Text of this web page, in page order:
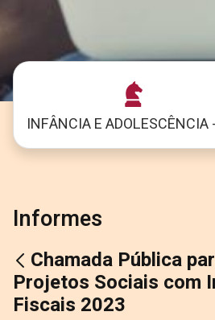
INFÂNCIA E ADOLESCÊNCIA
Informes
Chamada Pública
Projetos Sociais com
Fiscais 2023